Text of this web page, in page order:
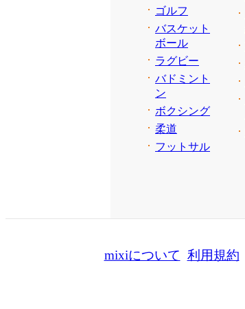
ゴルフ
バスケット
ボール
ラグビー
バドミント
ン
ボクシング
柔道
フットサル
mixiについて 利用規約